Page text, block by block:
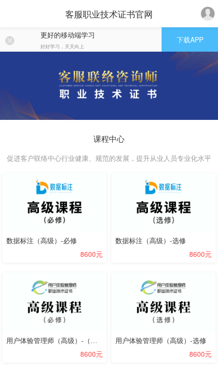
客服职业技术证书官网
更好的移动端学习
好好学习，天天向上
下载APP
课程中心
促进客户联络中心行业健康、规范的发展，提升从业人员专业化水平
数据标注（高级）-必修
8600元
数据标注（高级）-选修
8600元
用户体验管理师（高级）-（必修+选修）
8600元
用户体验管理师（高级）-选修
8600元